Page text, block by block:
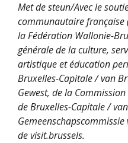
Met de steun/Avec le
communautaire française
la Fédération Wallonie-
générale de la culture,
artistique et éducation
Bruxelles-Capitale / van
Gewest, de la
de Bruxelles-Capitale /
de visit.brussels.